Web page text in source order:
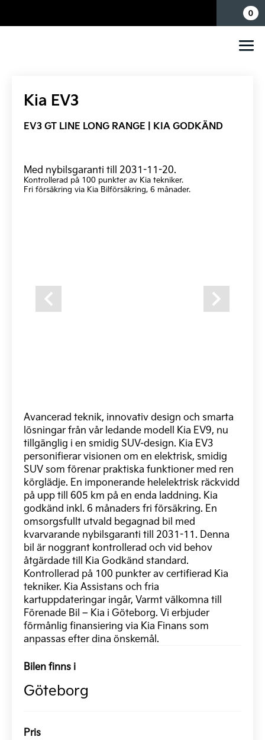
0
Kia EV3
EV3 GT LINE LONG RANGE | KIA GODKÄND
Med nybilsgaranti till 2031-11-20.
Kontrollerad på 100 punkter av Kia tekniker.
Fri försäkring via Kia Bilförsäkring, 6 månader.
Previous Next
Avancerad teknik, innovativ design och smarta
lösningar från vår ledande modell Kia EV9, nu
tillgänglig i en smidig SUV-design. Kia EV3
personifierar visionen om en elektrisk, smidig
SUV som förenar praktiska funktioner med ren
körglädje. En imponerande helelektrisk räckvidd
på upp till 605 km på en enda laddning. Kia
godkänd inkl. 6 månaders fri försäkring. En
omsorgsfullt utvald begagnad bil med
kvarvarande nybilsgaranti till 2031-11. Denna
bil är noggrant kontrollerad och vid behov
åtgärdade till Kia Godkänd standard.
Kontrollerad på 100 punkter av certifierad Kia
tekniker. Kia Assistans och fria
kartuppdateringar ingår, Varmt välkomna till
Förenade Bil – Kia i Göteborg. Vi erbjuder
förmånlig finansiering via Kia Finans som
anpassas efter dina önskemål.
Bilen finns i
Göteborg
Pris